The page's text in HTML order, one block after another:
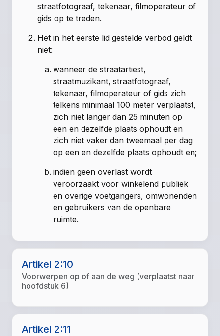
straatfotograaf, tekenaar, filmoperateur of
gids op te treden.
Het in het eerste lid gestelde verbod geldt
niet:
wanneer de straatartiest,
straatmuzikant, straatfotograaf,
tekenaar, filmoperateur of gids zich
telkens minimaal 100 meter verplaatst,
zich niet langer dan 25 minuten op
een en dezelfde plaats ophoudt en
zich niet vaker dan tweemaal per dag
op een en dezelfde plaats ophoudt en;
indien geen overlast wordt
veroorzaakt voor winkelend publiek
en overige voetgangers, omwonenden
en gebruikers van de openbare
ruimte.
Artikel 2:10
Voorwerpen op of aan de weg (verplaatst naar
hoofdstuk 6)
Artikel 2:11